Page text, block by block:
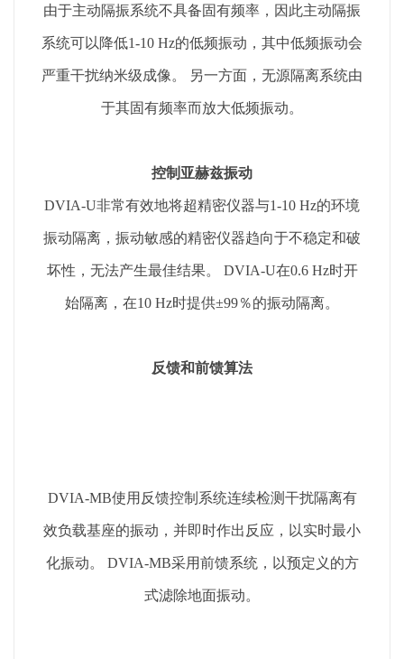
由于主动隔振系统不具备固有频率，因此主动隔振
系统可以降低1-10 Hz的低频振动，其中低频振动会
严重干扰纳米级成像。 另一方面，无源隔离系统由
于其固有频率而放大低频振动。
控制亚赫兹振动
DVIA-U非常有效地将超精密仪器与1-10 Hz的环境
振动隔离，振动敏感的精密仪器趋向于不稳定和破
坏性，无法产生最佳结果。 DVIA-U在0.6 Hz时开
始隔离，在10 Hz时提供±99％的振动隔离。
反馈和前馈算法
DVIA-MB使用反馈控制系统连续检测干扰隔离有
效负载基座的振动，并即时作出反应，以实时最小
化振动。 DVIA-MB采用前馈系统，以预定义的方
式滤除地面振动。